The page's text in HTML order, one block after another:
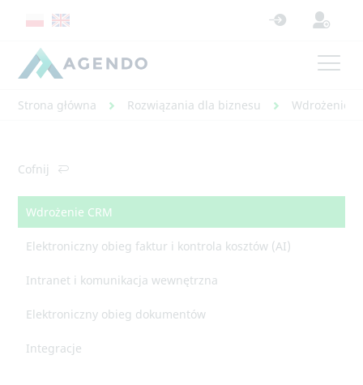
Strona główna Rozwiązania dla biznesu Wdrożenie
Cofnij
Wdrożenie CRM
Elektroniczny obieg faktur i kontrola kosztów (AI)
Intranet i komunikacja wewnętrzna
Elektroniczny obieg dokumentów
Integracje